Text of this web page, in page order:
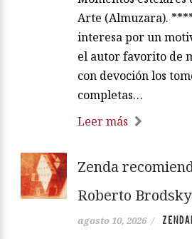
Arte (Almuzara).
interesa por un
el autor favorito de
con devoción los
completas…
Leer más
Zenda
Roberto Brodsky
agosto 10, 2026 /